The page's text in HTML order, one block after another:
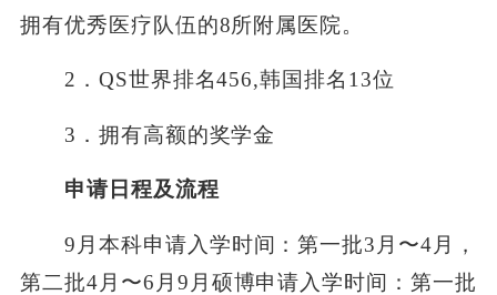
拥有优秀医疗队伍的8所附属医院。
2．QS世界排名456,韩国排名13位
3．拥有高额的奖学金
申请日程及流程
9月本科申请入学时间：第一批3月〜4月，
第二批4月〜6月9月硕博申请入学时间：第一批